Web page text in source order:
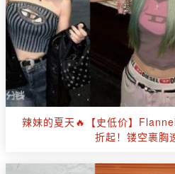
辣妹的夏天🔥【史低价】
折起！镂空裹胸